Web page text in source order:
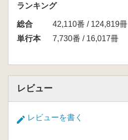
ランキング
総合
42,110番 / 124,819冊
単行本
7,730番 / 16,017冊
レビュー
レビューを書く